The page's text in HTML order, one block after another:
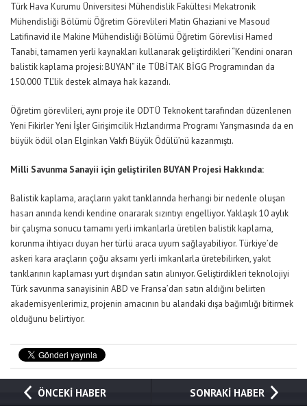
Türk Hava Kurumu Üniversitesi Mühendislik Fakültesi Mekatronik
Mühendisliği Bölümü Öğretim Görevlileri Matin Ghaziani ve Masoud
Latifinavid ile Makine Mühendisliği Bölümü Öğretim Görevlisi Hamed
Tanabi, tamamen yerli kaynakları kullanarak geliştirdikleri “Kendini onaran
balistik kaplama projesi: BUYAN” ile TÜBİTAK BİGG Programından da
150.000 TL’lik destek almaya hak kazandı.
Öğretim görevlileri, aynı proje ile ODTÜ Teknokent tarafından düzenlenen
Yeni Fikirler Yeni İşler Girişimcilik Hızlandırma Programı Yarışmasında da en
büyük ödül olan Elginkan Vakfı Büyük Ödülü’nü kazanmıştı.
Milli Savunma Sanayii için geliştirilen BUYAN Projesi Hakkında:
Balistik kaplama, araçların yakıt tanklarında herhangi bir nedenle oluşan
hasarı anında kendi kendine onararak sızıntıyı engelliyor. Yaklaşık 10 aylık
bir çalışma sonucu tamamı yerli imkanlarla üretilen balistik kaplama,
korunma ihtiyacı duyan her türlü araca uyum sağlayabiliyor. Türkiye’de
askeri kara araçların çoğu aksamı yerli imkanlarla üretebilirken, yakıt
tanklarının kaplaması yurt dışından satın alınıyor. Geliştirdikleri teknolojiyi
Türk savunma sanayisinin ABD ve Fransa’dan satın aldığını belirten
akademisyenlerimiz, projenin amacının bu alandaki dışa bağımlığı bitirmek
olduğunu belirtiyor.
ÖNCEKİ HABER SONRAKİ HABER